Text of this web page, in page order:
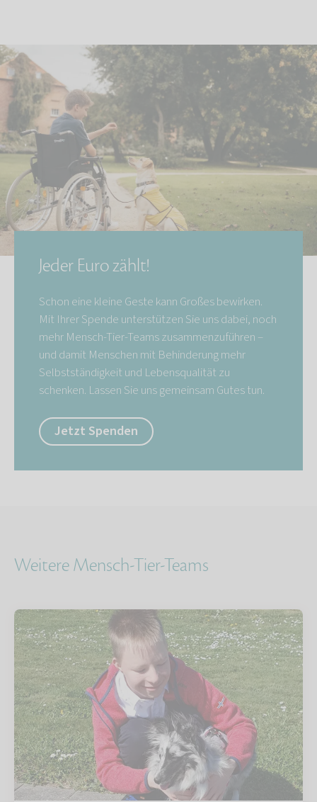
Jeder Euro zählt!
Schon eine kleine Geste kann Großes bewirken.
Mit Ihrer Spende unterstützen Sie uns dabei, noch
mehr Mensch-Tier-Teams zusammenzuführen –
und damit Menschen mit Behinderung mehr
Selbstständigkeit und Lebensqualität zu
schenken. Lassen Sie uns gemeinsam Gutes tun.
Jetzt Spenden
Weitere Mensch-Tier-Teams